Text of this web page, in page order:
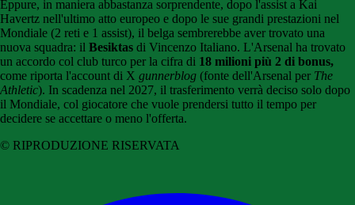
Eppure, in maniera abbastanza sorprendente, dopo l'assist a Kai
Havertz nell'ultimo atto europeo e dopo le sue grandi prestazioni nel
Mondiale (2 reti e 1 assist), il belga sembrerebbe aver trovato una
nuova squadra: il Besiktas di Vincenzo Italiano. L'Arsenal ha trovato
un accordo col club turco per la cifra di 18 milioni più 2 di bonus,
come riporta l'account di X gunnerblog (fonte dell'Arsenal per The
Athletic). In scadenza nel 2027, il trasferimento verrà deciso solo dopo
il Mondiale, col giocatore che vuole prendersi tutto il tempo per
decidere se accettare o meno l'offerta.
© RIPRODUZIONE RISERVATA